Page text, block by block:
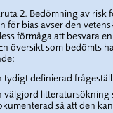
2. Bedömning av risk
för bias avser den
förmåga att besvara
översikt som bedömts
tydigt definierad
välgjord
så att den